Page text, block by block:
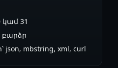
կամ 31
բարձր
json, mbstring, xml, curl